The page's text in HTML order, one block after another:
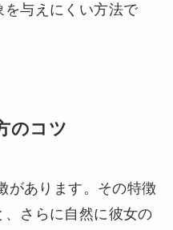
を与えにくい方法で
のコツ
があります。その特徴
さらに自然に彼女の